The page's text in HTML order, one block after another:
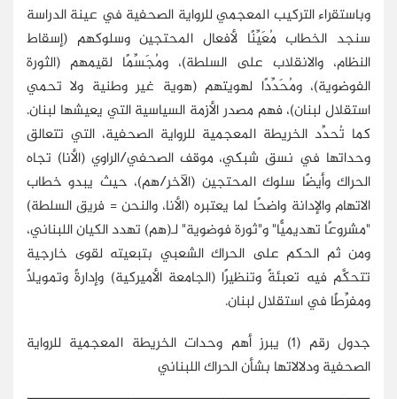
وباستقراء التركيب المعجمي للرواية الصحفية في عينة الدراسة
سنجد الخطاب مُعَيِّنًا لأفعال المحتجين وسلوكهم (إسقاط
النظام، والانقلاب على السلطة)، ومُجَسِّمًا لقيمهم (الثورة
الفوضوية)، ومُحَدِّدًا لهويتهم (هوية غير وطنية ولا تحمي
استقلال لبنان)، فهم مصدر الأزمة السياسية التي يعيشها لبنان.
كما تُحدِّد الخريطة المعجمية للرواية الصحفية، التي تتعالق
وحداتها في نسق شبكي، موقف الصحفي/الراوي (الأنا) تجاه
الحراك وأيضًا سلوك المحتجين (الآخر/هم)، حيث يبدو خطاب
الاتهام والإدانة واضحًا لما يعتبره (الأنا، والنحن = فريق السلطة)
"مشروعًا تهديميًّا" و"ثورة فوضوية" لـ(هم) تهدد الكيان اللبناني،
ومن ثم الحكم على الحراك الشعبي بتبعيته لقوى خارجية
تتحكَّم فيه تعبئةً وتنظيرًا (الجامعة الأميركية) وإدارةً وتمويلًا
ومفرِّطًا في استقلال لبنان.
جدول رقم (1) يبرز أهم وحدات الخريطة المعجمية للرواية
الصحفية ودلالاتها بشأن الحراك اللبناني